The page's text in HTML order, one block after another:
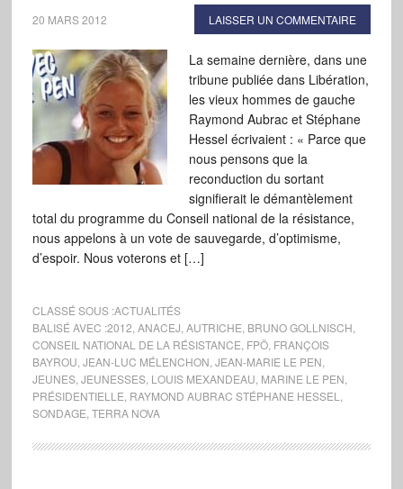
20 MARS 2012 LAISSER UN COMMENTAIRE
La semaine dernière, dans une
tribune publiée dans Libération,
les vieux hommes de gauche
Raymond Aubrac et Stéphane
Hessel écrivaient : « Parce que
nous pensons que la
reconduction du sortant
signifierait le démantèlement
total du programme du Conseil national de la résistance,
nous appelons à un vote de sauvegarde, d’optimisme,
d’espoir. Nous voterons et […]
CLASSÉ SOUS :ACTUALITÉS
BALISÉ AVEC :2012 ANACEJ AUTRICHE BRUNO GOLLNISCH
CONSEIL NATIONAL DE LA RÉSISTANCE FPÖ, FRANÇOIS
BAYROU JEAN-LUC MÉLENCHON JEAN-MARIE LE PEN
JEUNES, JEUNESSES, LOUIS MEXANDEAU MARINE LE PEN
PRÉSIDENTIELLE RAYMOND AUBRAC STÉPHANE HESSEL
SONDAGE TERRA NOVA